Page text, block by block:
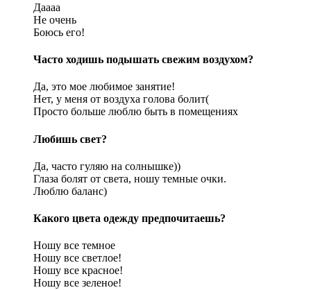
Даааа
Не очень
Боюсь его!
Часто ходишь подышать свежим воздухом?
Да, это мое любимое занятие!
Нет, у меня от воздуха голова болит(
Просто больше люблю быть в помещениях
Любишь свет?
Да, часто гуляю на солнышке))
Глаза болят от света, ношу темные очки.
Люблю баланс)
Какого цвета одежду предпочитаешь?
Ношу все темное
Ношу все светлое!
Ношу все красное!
Ношу все зеленое!